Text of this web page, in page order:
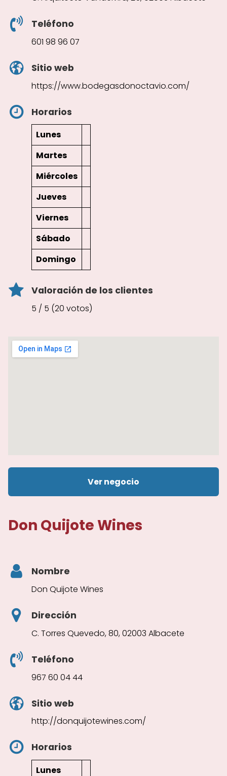
Teléfono
601 98 96 07
Sitio web
https://www.bodegasdonoctavio.com/
Horarios
Lunes
Martes
Miércoles
Jueves
Viernes
Sábado
Domingo
Valoración de los clientes
5 / 5 (20 votos)
Ver negocio
Don Quijote Wines
Nombre
Don Quijote Wines
Dirección
C. Torres Quevedo, 80, 02003 Albacete
Teléfono
967 60 04 44
Sitio web
http://donquijotewines.com/
Horarios
Lunes